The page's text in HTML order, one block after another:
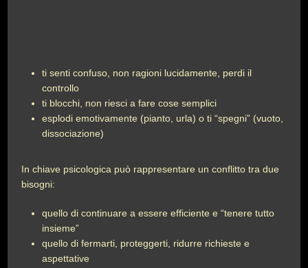
ti senti confuso, non ragioni lucidamente, perdi il
controllo
ti blocchi, non riesci a fare cose semplici
esplodi emotivamente (pianto, urla) o ti “spegni” (vuoto,
dissociazione)
In chiave psicologica può rappresentare un conflitto tra due
bisogni:
quello di continuare a essere efficiente e “tenere tutto
insieme”
quello di fermarti, proteggerti, ridurre richieste e
aspettative